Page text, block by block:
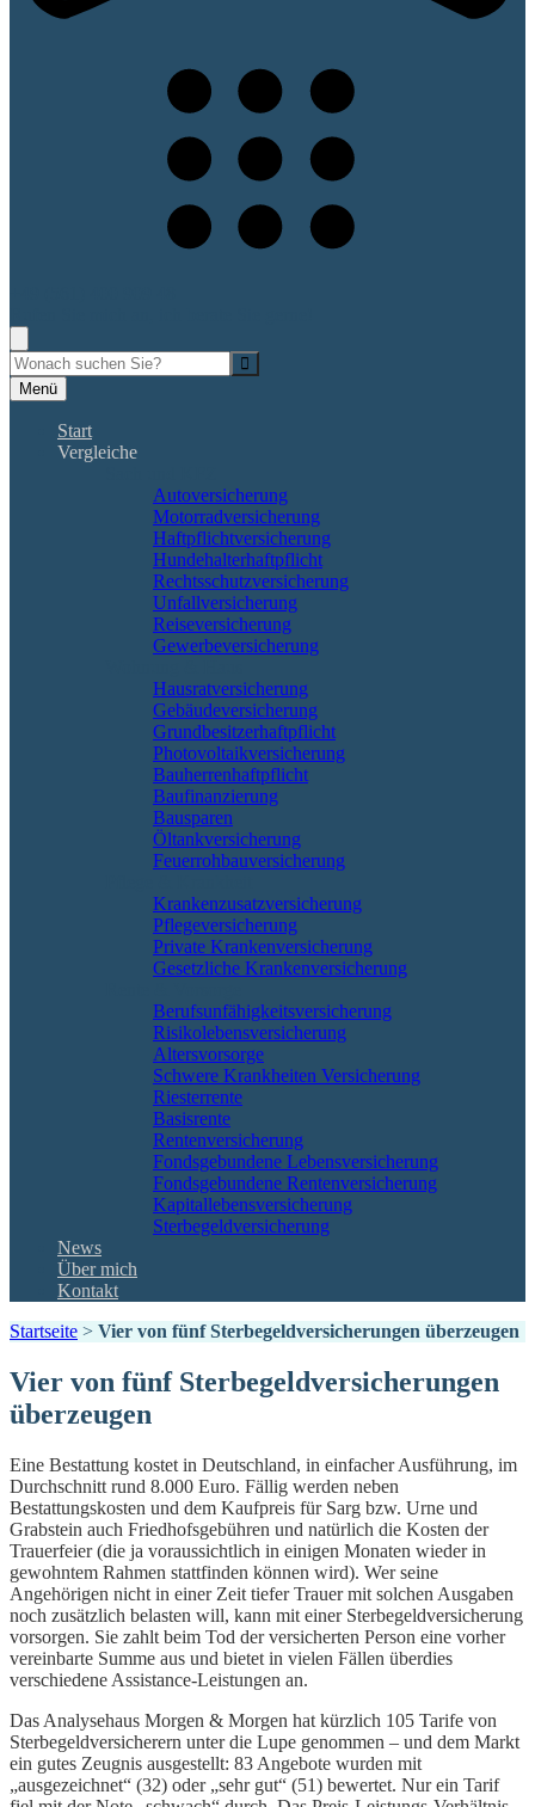
Menü
Start
Vergleiche
Autoversicherung
Motorradversicherung
Haftpflichtversicherung
Hundehalterhaftpflicht
Rechtsschutzversicherung
Unfallversicherung
Reiseversicherung
Gewerbeversicherung
Hausratversicherung
Gebäudeversicherung
Grundbesitzerhaftpflicht
Photovoltaikversicherung
Bauherrenhaftpflicht
Baufinanzierung
Bausparen
Öltankversicherung
Feuerrohbauversicherung
Krankenzusatzversicherung
Pflegeversicherung
Private Krankenversicherung
Gesetzliche Krankenversicherung
Berufs­unfähigkeitsversicherung
Risikolebensversicherung
Altersvorsorge
Schwere Krankheiten Versicherung
Riesterrente
Basisrente
Rentenversicherung
Fondsgebundene Lebensversicherung
Fondsgebundene Rentenversicherung
Kapitallebensversicherung
Sterbegeldversicherung
News
Über mich
Kontakt
Startseite > Vier von fünf Sterbegeldversicherungen überzeugen
Vier von fünf Sterbegeldversicherungen
überzeugen
Eine Bestattung kostet in Deutschland, in einfacher Ausführung, im
Durchschnitt rund 8.000 Euro. Fällig werden neben
Bestattungskosten und dem Kaufpreis für Sarg bzw. Urne und
Grabstein auch Friedhofsgebühren und natürlich die Kosten der
Trauerfeier (die ja voraussichtlich in einigen Monaten wieder in
gewohntem Rahmen stattfinden können wird). Wer seine
Angehörigen nicht in einer Zeit tiefer Trauer mit solchen Ausgaben
noch zusätzlich belasten will, kann mit einer Sterbegeldversicherung
vorsorgen. Sie zahlt beim Tod der versicherten Person eine vorher
vereinbarte Summe aus und bietet in vielen Fällen überdies
verschiedene Assistance-Leistungen an.
Das Analysehaus Morgen & Morgen hat kürzlich 105 Tarife von
Sterbegeldversicherern unter die Lupe genommen – und dem Markt
ein gutes Zeugnis ausgestellt: 83 Angebote wurden mit
„ausgezeichnet“ (32) oder „sehr gut“ (51) bewertet. Nur ein Tarif